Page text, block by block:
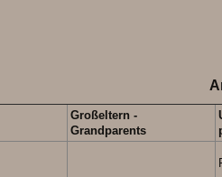
Großeltern -
Grandparents